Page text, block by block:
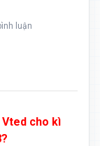
luận
cho kì